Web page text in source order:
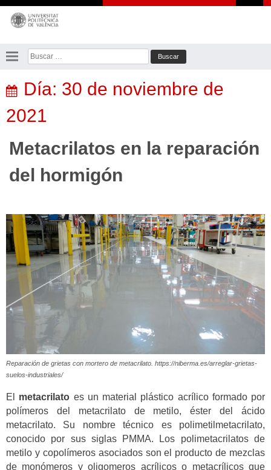
Saltar
contenido
Buscar:
Día: 30 de noviembre de
2021
Metacrilatos en la reparación
del hormigón
Reparación de grietas con mortero de metacrilato. https://niberma.es/arreglar-grietas-
suelos-industriales/
El metacrilato es un material plástico acrílico formado por
polímeros del metacrilato de metilo, éster del ácido
metacrilato. Su nombre técnico es polimetilmetacrilato,
conocido por sus siglas PMMA. Los polimetacrilatos de
metilo y copolímeros asociados son el producto de mezclas
de monómeros y oligomeros acrílicos o metacrílicos que